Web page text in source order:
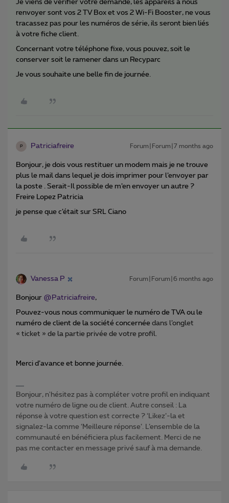
Je viens de vérifier votre demande, les appareils à nous
renvoyer sont vos 2 TV Box et vos 2 Wi-Fi Booster, ne vous
tracassez pas pour les numéros de série, ils seront bien liés
à votre fiche client.
Concernant votre téléphone fixe, vous pouvez, soit le
conserver soit le ramener dans un Recyparc
Je vous souhaite une belle fin de journée.
P Patriciafreire Forum|Forum|7 months ago
Bonjour, je dois vous restituer un modem mais je ne trouve
plus le mail dans lequel je dois imprimer pour l’envoyer par
la poste . Serait-Il possible de m’en envoyer un autre ?
Freire Lopez Patricia
je pense que c’était sur SRL Ciano
Vanessa P Forum|Forum|6 months ago
Bonjour ​ @Patriciafreire,
Pouvez-vous nous communiquer le numéro de TVA ou le
numéro de client de la société concernée dans l’onglet
« ticket » de la partie privée de votre profil.
Merci d’avance et bonne journée.
Bonjour, n'hésitez pas à compléter votre profil en indiquant
votre numéro de ligne ou de client. Autre conseil : La
réponse à votre question est correcte ? ‘Likez’-la et
signalez-la comme ‘Meilleure réponse’. L’ensemble de la
communauté en bénéficiera plus facilement. Merci de ne
pas me contacter en message privé sauf à ma demande.